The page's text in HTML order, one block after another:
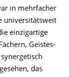
in mehrfacher
universitätsweit
einzigartige
Geistes-
das